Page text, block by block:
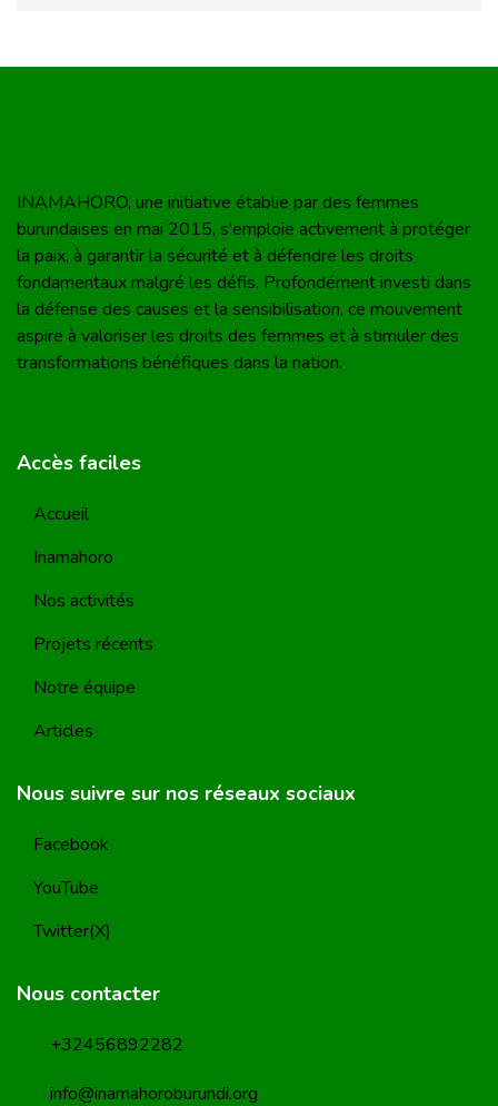
INAMAHORO, une initiative établie par des femmes
burundaises en mai 2015, s'emploie activement à protéger
la paix, à garantir la sécurité et à défendre les droits
fondamentaux malgré les défis. Profondément investi dans
la défense des causes et la sensibilisation, ce mouvement
aspire à valoriser les droits des femmes et à stimuler des
transformations bénéfiques dans la nation.
Accès faciles
Accueil
Inamahoro
Nos activités
Projets récents
Notre équipe
Articles
Nous suivre sur nos réseaux sociaux
Facebook
YouTube
Twitter(X)
Nous contacter
+32456892282
info@inamahoroburundi.org